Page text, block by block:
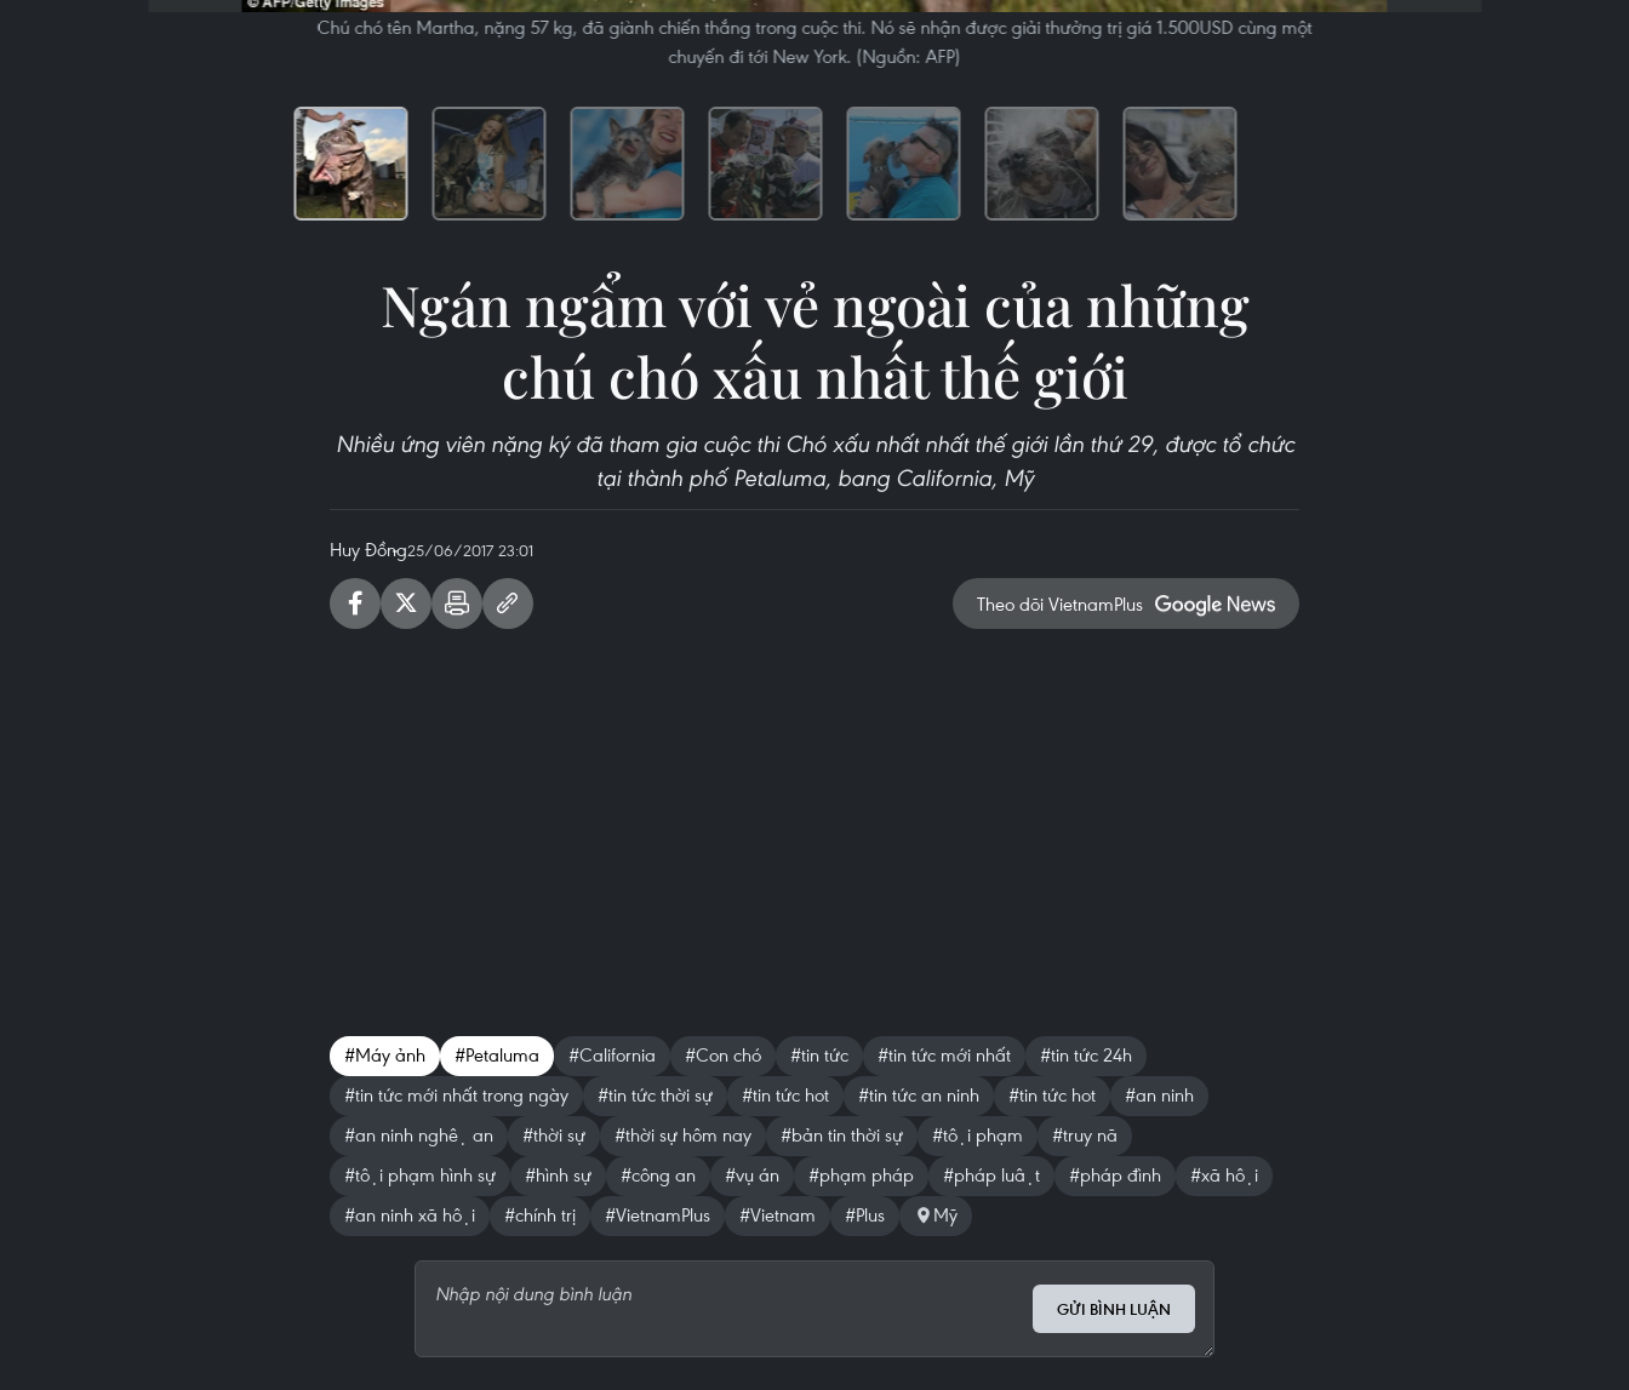
Chú chó tên Martha, nặng 57 kg, đã giành chiến thắng trong cuộc thi. Nó sẽ nhận được giải thưởng trị giá 1.500USD cùng một
chuyến đi tới New York. (Nguồn: AFP)
Ngán ngẩm với vẻ ngoài của những
chú chó xấu nhất thế giới
Nhiều ứng viên nặng ký đã tham gia cuộc thi Chó xấu nhất nhất thế giới lần thứ 29, được tổ chức
tại thành phố Petaluma, bang California, Mỹ
Huy Đồng25/06/2017 23:01
Theo dõi VietnamPlus
#Máy ảnh #Petaluma #California #Con chó #tin tức #tin tức mới nhất
#tin tức 24h
#tin tức mới nhất trong ngày
#tin tức thời sự #tin tức hot #tin tức an ninh #tin tức hot
#an ninh
#an ninh nghệ an
#thời sự #thời sự hôm nay #bản tin thời sự #tội phạm
#truy nã
#tội phạm hình sự
#hình sự #công an #vụ án #phạm pháp #pháp luật #pháp đình
#xã hội
#an ninh xã hội
#chính trị #VietnamPlus #Vietnam #Plus Mỹ
GỬI BÌNH LUẬN